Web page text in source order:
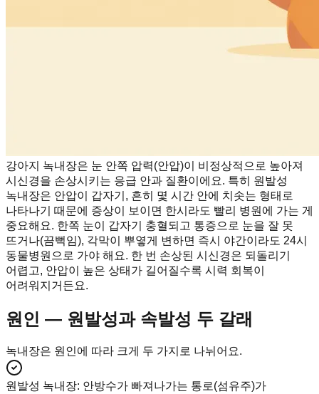
강아지 녹내장은 눈 안쪽 압력(안압)이 비정상적으로 높아져
시신경을 손상시키는 응급 안과 질환이에요. 특히 원발성
녹내장은 안압이 갑자기, 흔히 몇 시간 안에 치솟는 형태로
나타나기 때문에 증상이 보이면 한시라도 빨리 병원에 가는 게
중요해요. 한쪽 눈이 갑자기 충혈되고 통증으로 눈을 잘 못
뜨거나(끔뻑임), 각막이 뿌옇게 변하면 즉시 야간이라도 24시
동물병원으로 가야 해요. 한 번 손상된 시신경은 되돌리기
어렵고, 안압이 높은 상태가 길어질수록 시력 회복이
어려워지거든요.
원인 — 원발성과 속발성 두 갈래
녹내장은 원인에 따라 크게 두 가지로 나뉘어요.
원발성 녹내장: 안방수가 빠져나가는 통로(섬유주)가